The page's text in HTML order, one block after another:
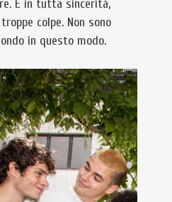
E in tutta sincerità,
colpe. Non sono
in questo modo.